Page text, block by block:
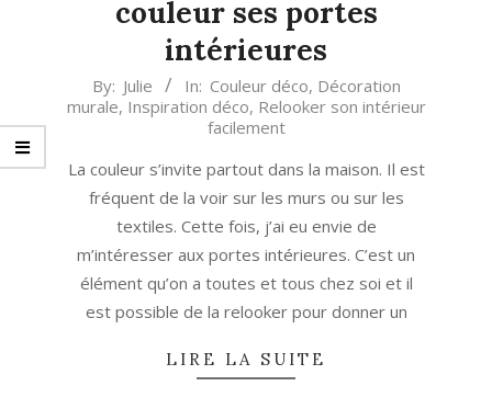
couleur ses portes
intérieures
2023-
01-
By: Julie In: Couleur déco, Décoration
murale, Inspiration déco, Relooker son intérieur
facilement
La couleur s’invite partout dans la maison. Il est
fréquent de la voir sur les murs ou sur les
textiles. Cette fois, j’ai eu envie de
m’intéresser aux portes intérieures. C’est un
élément qu’on a toutes et tous chez soi et il
est possible de la relooker pour donner un
LIRE LA SUITE